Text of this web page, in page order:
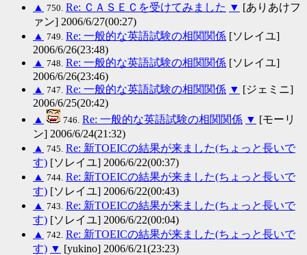
▲ 750. Re: ＣＡＳＥＣを受けてみました ▼ [ありあけフ
ァン] 2006/6/27(00:27)
▲ 749. Re: 一般的な英語試験の相関関係 [ソレイユ]
2006/6/26(23:48)
▲ 748. Re: 一般的な英語試験の相関関係 [ソレイユ]
2006/6/26(23:46)
▲ 747. Re: 一般的な英語試験の相関関係 ▼ [ジェミニ]
2006/6/25(20:42)
▲
746. Re: 一般的な英語試験の相関関係 ▼ [モーリ
ン] 2006/6/24(21:32)
▲ 745. Re: 新TOEICの結果が来ました(ちょっと長いで
す) [ソレイユ] 2006/6/22(00:37)
▲ 744. Re: 新TOEICの結果が来ました(ちょっと長いで
す) [ソレイユ] 2006/6/22(00:43)
▲ 743. Re: 新TOEICの結果が来ました(ちょっと長いで
す) [ソレイユ] 2006/6/22(00:04)
▲ 742. Re: 新TOEICの結果が来ました(ちょっと長いで
す) ▼ [yukino] 2006/6/21(23:23)